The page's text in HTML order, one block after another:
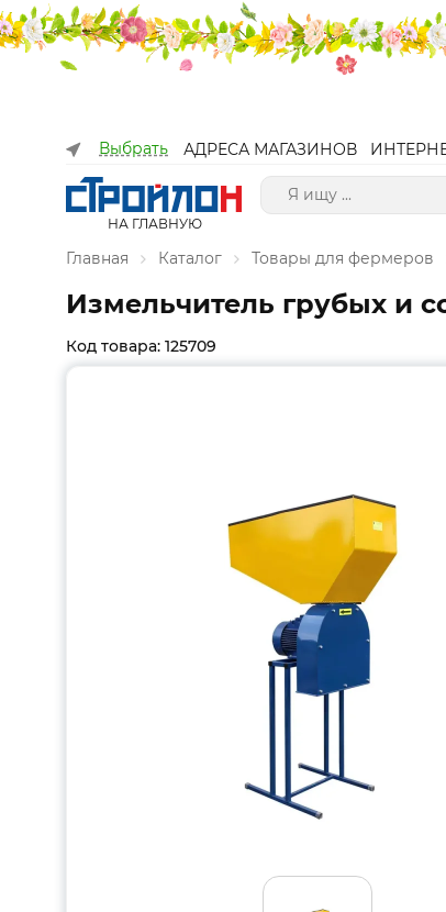
Выбрать АДРЕСА МАГАЗИНОВ
НА ГЛАВНУЮ
Главная Каталог Товары для фермеров
Измельчитель грубых и
Код товара: 125709